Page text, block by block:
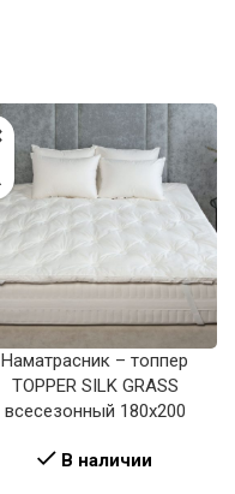
Наматрасник – топпер
TOPPER SILK GRASS
всесезонный 180х200
В наличии